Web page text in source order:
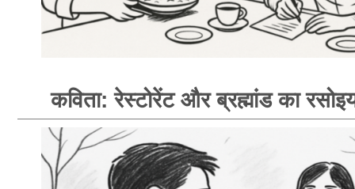
कविता: रेस्टोरेंट और ब्रह्मांड का